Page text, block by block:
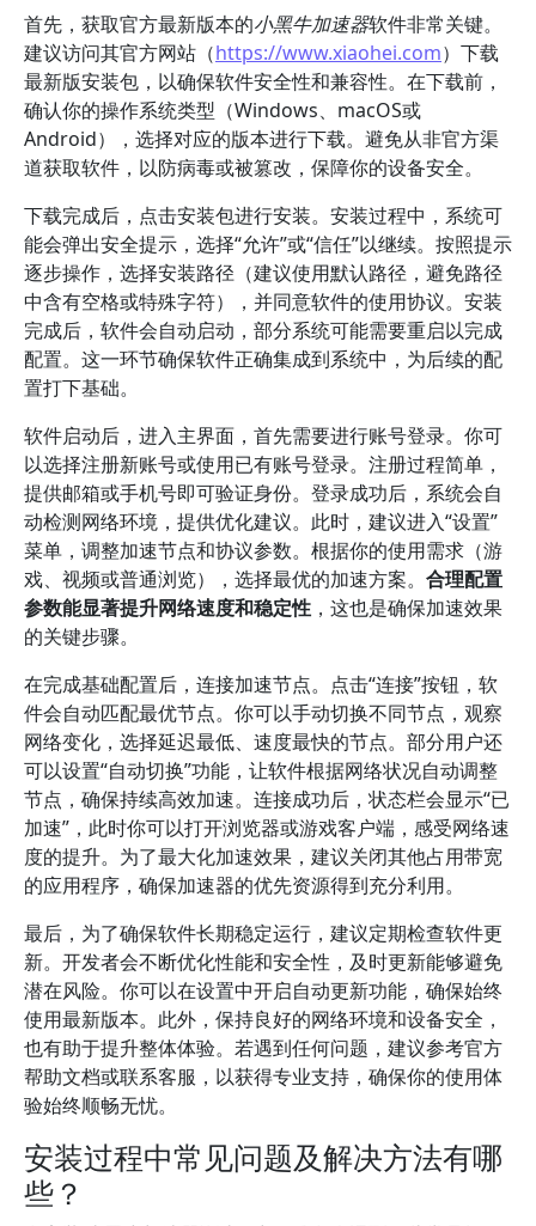
首先，获取官方最新版本的小黑牛加速器软件非常关键。
建议访问其官方网站（https://www.xiaohei.com）下载
最新版安装包，以确保软件安全性和兼容性。在下载前，
确认你的操作系统类型（Windows、macOS或
Android），选择对应的版本进行下载。避免从非官方渠
道获取软件，以防病毒或被篡改，保障你的设备安全。
下载完成后，点击安装包进行安装。安装过程中，系统可
能会弹出安全提示，选择“允许”或“信任”以继续。按照提示
逐步操作，选择安装路径（建议使用默认路径，避免路径
中含有空格或特殊字符），并同意软件的使用协议。安装
完成后，软件会自动启动，部分系统可能需要重启以完成
配置。这一环节确保软件正确集成到系统中，为后续的配
置打下基础。
软件启动后，进入主界面，首先需要进行账号登录。你可
以选择注册新账号或使用已有账号登录。注册过程简单，
提供邮箱或手机号即可验证身份。登录成功后，系统会自
动检测网络环境，提供优化建议。此时，建议进入“设置”
菜单，调整加速节点和协议参数。根据你的使用需求（游
戏、视频或普通浏览），选择最优的加速方案。 合理配置
参数能显著提升网络速度和稳定性 ，这也是确保加速效果
的关键步骤。
在完成基础配置后，连接加速节点。点击“连接”按钮，软
件会自动匹配最优节点。你可以手动切换不同节点，观察
网络变化，选择延迟最低、速度最快的节点。部分用户还
可以设置“自动切换”功能，让软件根据网络状况自动调整
节点，确保持续高效加速。连接成功后，状态栏会显示“已
加速”，此时你可以打开浏览器或游戏客户端，感受网络速
度的提升。为了最大化加速效果，建议关闭其他占用带宽
的应用程序，确保加速器的优先资源得到充分利用。
最后，为了确保软件长期稳定运行，建议定期检查软件更
新。开发者会不断优化性能和安全性，及时更新能够避免
潜在风险。你可以在设置中开启自动更新功能，确保始终
使用最新版本。此外，保持良好的网络环境和设备安全，
也有助于提升整体体验。若遇到任何问题，建议参考官方
帮助文档或联系客服，以获得专业支持，确保你的使用体
验始终顺畅无忧。
安装过程中常见问题及解决方法有哪
些？